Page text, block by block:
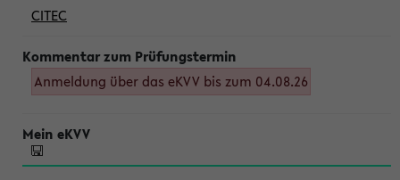
CITEC
Anmeldung über das eKVV bis zum 04.08.26